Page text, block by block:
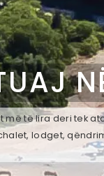
të lira deri tek
lodget,